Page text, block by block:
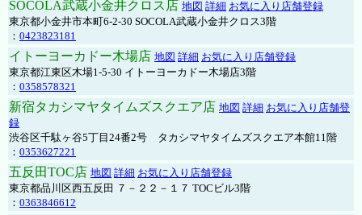
SOCOLA武蔵小金井クロス店 地図 詳細 お気に入り店舗登録
東京都小金井市本町6-2-30 SOCOLA武蔵小金井クロス3階
： 0423823181
イトーヨーカドー木場店 地図 詳細 お気に入り店舗登録
東京都江東区木場1-5-30 イトーヨーカドー木場店3階
： 0358578321
新宿タカシマヤタイムズスクエア店 地図 詳細 お気に入り店舗登
録
渋谷区千駄ヶ谷5丁目24番2号 タカシマヤタイムズスクエア本館11階
： 0353627221
五反田TOC店 地図 詳細 お気に入り店舗登録
東京都品川区西五反田 ７－２２－１７ TOCビル3階
： 0363846612